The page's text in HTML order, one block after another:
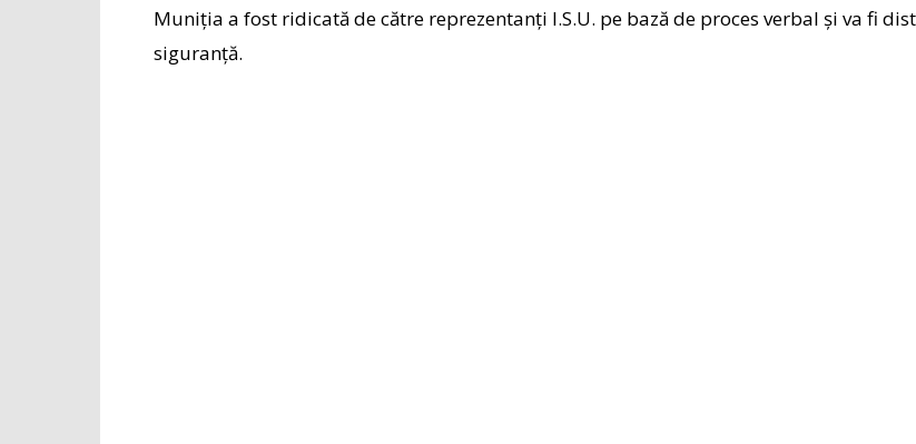
Muniția a fost ridicată de către reprezentanți I.S.U. pe bază de proces verbal și va fi
siguranță.